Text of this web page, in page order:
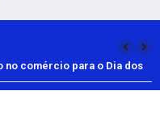
no comércio para o Dia dos